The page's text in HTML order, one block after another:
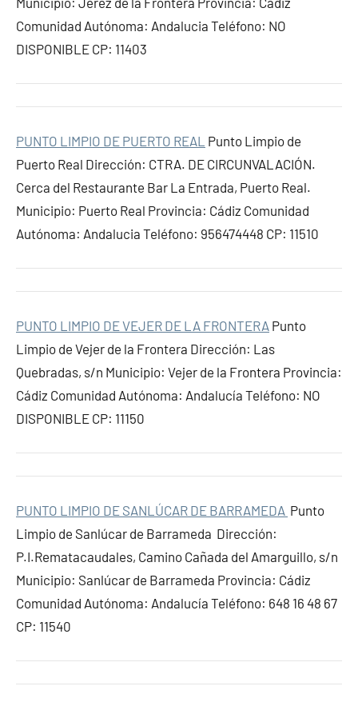
Comunidad Autónoma: Andalucia Teléfono: NO
DISPONIBLE CP: 11403
PUNTO LIMPIO DE PUERTO REAL Punto Limpio de
Puerto Real Dirección: CTRA. DE CIRCUNVALACIÓN.
Cerca del Restaurante Bar La Entrada, Puerto Real.
Municipio: Puerto Real Provincia: Cádiz Comunidad
Autónoma: Andalucia Teléfono: 956474448 CP: 11510
PUNTO LIMPIO DE VEJER DE LA FRONTERA Punto
Limpio de Vejer de la Frontera Dirección: Las
Quebradas, s/n Municipio: Vejer de la Frontera Provincia:
Cádiz Comunidad Autónoma: Andalucía Teléfono: NO
DISPONIBLE CP: 11150
PUNTO LIMPIO DE SANLÚCAR DE BARRAMEDA Punto
Limpio de Sanlúcar de Barrameda Dirección:
P.I.Rematacaudales, Camino Cañada del Amarguillo, s/n
Municipio: Sanlúcar de Barrameda Provincia: Cádiz
Comunidad Autónoma: Andalucía Teléfono: 648 16 48 67
CP: 11540